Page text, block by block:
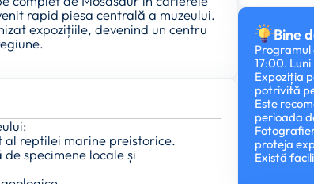
rapid piesa centrală a muzeului.
expozițiile, devenind un centru
al reptilei marine preistorice.
specimene locale și
Bine
Programul
17:00. Luni
Expoziția
potrivită
Este
perioada
proteja
Există